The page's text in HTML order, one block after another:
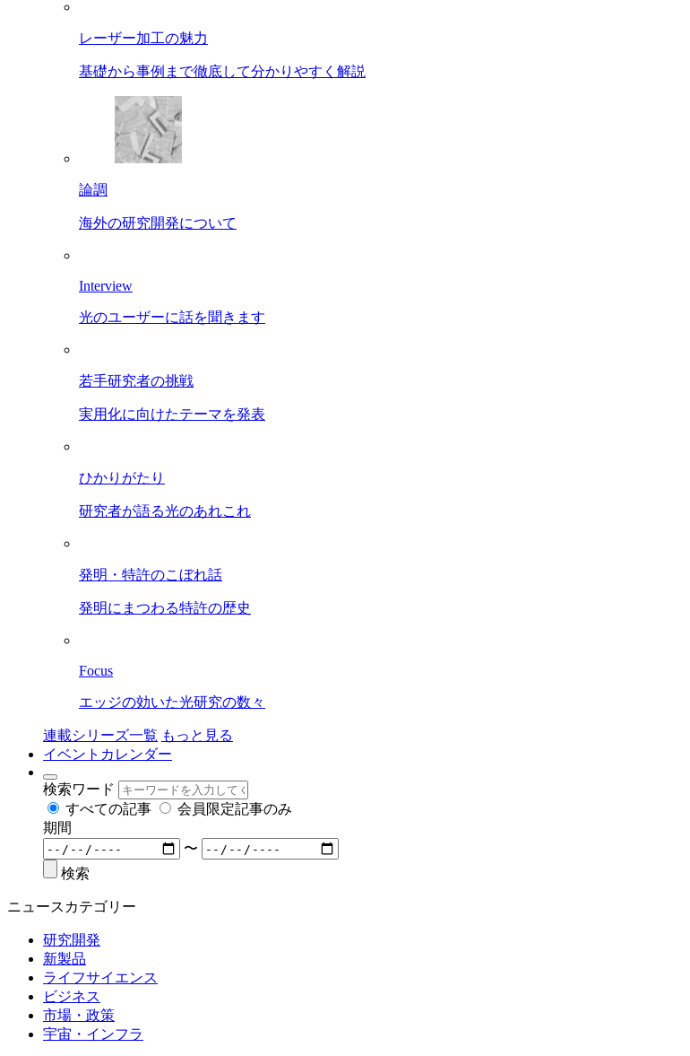
レーザー加工の魅力
基礎から事例まで徹底して分かりやすく解説
論調
海外の研究開発について
Interview
光のユーザーに話を聞きます
若手研究者の挑戦
実用化に向けたテーマを発表
ひかりがたり
研究者が語る光のあれこれ
発明・特許のこぼれ話
発明にまつわる特許の歴史
Focus
エッジの効いた光研究の数々
連載シリーズ一覧 もっと見る
イベントカレンダー
検索ワード
すべての記事
会員限定記事のみ
期間
〜
検索
ニュースカテゴリー
研究開発
新製品
ライフサイエンス
ビジネス
市場・政策
宇宙・インフラ